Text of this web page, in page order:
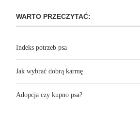
WARTO PRZECZYTAĆ:
Indeks potrzeb psa
Jak wybrać dobrą karmę
Adopcja czy kupno psa?